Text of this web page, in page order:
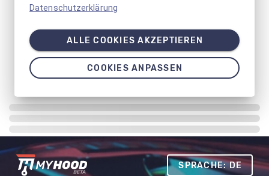
SPRACHE: DE
Datenschutzerklärung
ALLE COOKIES AKZEPTIEREN
COOKIES ANPASSEN